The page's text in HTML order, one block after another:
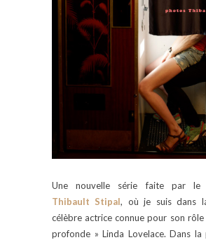
Une nouvelle série faite par le
Thibault Stipal, où je suis dans
célèbre actrice connue pour son rôle
profonde » Linda Lovelace. Dans la